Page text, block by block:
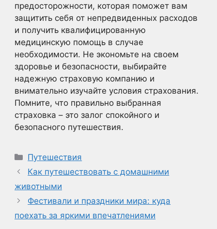
предосторожности, которая поможет вам
защитить себя от непредвиденных расходов
и получить квалифицированную
медицинскую помощь в случае
необходимости. Не экономьте на своем
здоровье и безопасности, выбирайте
надежную страховую компанию и
внимательно изучайте условия страхования.
Помните, что правильно выбранная
страховка – это залог спокойного и
безопасного путешествия.
Рубрики
Путешествия
Как путешествовать с домашними
животными
Фестивали и праздники мира: куда
поехать за яркими впечатлениями